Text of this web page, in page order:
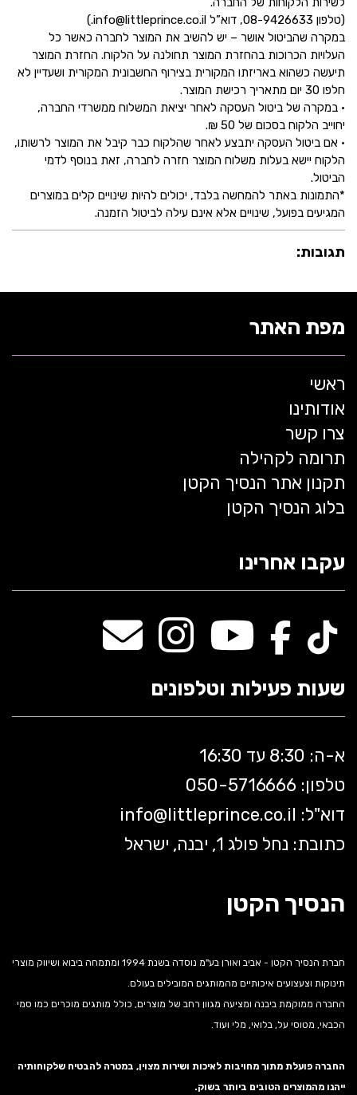
(טלפון 08-9426633, דוא”ל info@littleprince.co.il.)
במקרה שהביטול אושר – יש להשיב את המוצר לחברה כאשר כל
העלויות הכרוכות בהחזרת המוצר תחולנה על הלקוח. החזרת המוצר
תיעשה כשהוא באריזתו המקורית בצירוף החשבונית המקורית ושעדיין לא
חלפו 30 יום מתאריך רכישת המוצר.
• במקרה של ביטול העסקה לאחר יציאת המשלוח ממשרדי החברה,
יחוייב הלקוח בסכום של 50 ₪.
• אם ביטול העסקה יתבצע לאחר שהלקוח כבר קיבל את המוצר לרשותו,
הלקוח יישא בעלות משלוח המוצר חזרה לחברה, זאת בנוסף לדמי
הביטול.
*התמונות באתר להמחשה בלבד, יכולים להיות שינויים קלים במוצרים
המגיעים בפועל, שינויים אלא אינם עילה לביטול הזמנה.
תגובות:
מפת האתר
ראשי
אודותינו
צרו קשר
תרומה לקהילה
תקנון אתר הנסיך הקטן
בלוג הנסיך הקטן
עקבו אחרינו
שעות פעילות וטלפונים
א-ה: 8:30 עד 16:30
טלפון: 050-5 716666
דוא"ל:
info@littleprince.co.il
כתובת: נחל פולג 1, יבנה, ישראל
הנסיך הקטן
חברת הנסיך הקטן - אביב ואורן בע"מ נוסדה בשנת 1994 ומתמחה ביבוא ושיווק מוצרי
תינוקות וצעצועים איכותיים מהמותגים המובילים בעולם.
החברה ממוקמת ביבנה ומציעה מגוון רחב של מוצרים, כולל מותגים מוכרים כמו סמי
הכבאי, מטוסי על, בלואי, מלי ועוד.
החברה פועלת מתוך מחויבות לאיכות ושירות מצוין, במטרה להבטיח שלקוחותיה
ייהנו מהמוצרים הטובים ביותר בשוק.